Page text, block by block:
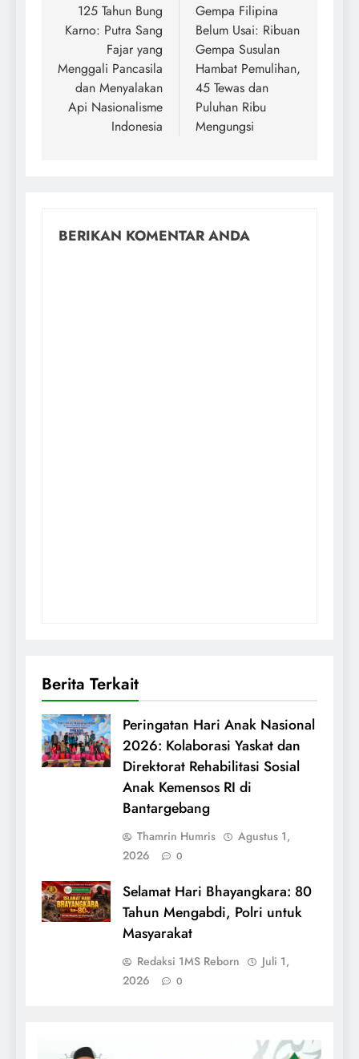
125 Tahun Bung
Karno: Putra Sang
Fajar yang
Menggali Pancasila
dan Menyalakan
Api Nasionalisme
Indonesia
Gempa Filipina
Belum Usai: Ribuan
Gempa Susulan
Hambat Pemulihan,
45 Tewas dan
Puluhan Ribu
Mengungsi
BERIKAN KOMENTAR ANDA
Berita Terkait
Peringatan Hari Anak Nasional
2026: Kolaborasi Yaskat dan
Direktorat Rehabilitasi Sosial
Anak Kemensos RI di
Bantargebang
Thamrin Humris
Agustus 1,
2026
0
Selamat Hari Bhayangkara: 80
Tahun Mengabdi, Polri untuk
Masyarakat
Redaksi 1MS Reborn
Juli 1,
2026
0